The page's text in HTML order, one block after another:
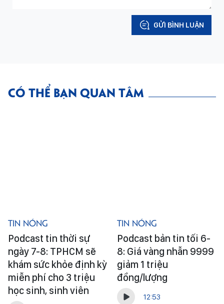
GỬI BÌNH LUẬN
CÓ THỂ BẠN QUAN TÂM
Tin Nóng
Podcast tin thời sự
ngày 7-8: TPHCM sẽ
khám sức khỏe định kỳ
miễn phí cho 3 triệu
học sinh, sinh viên
Tin Nóng
Podcast bản tin tối 6-
8: Giá vàng nhẫn 9999
giảm 1 triệu
đồng/lượng
12:53